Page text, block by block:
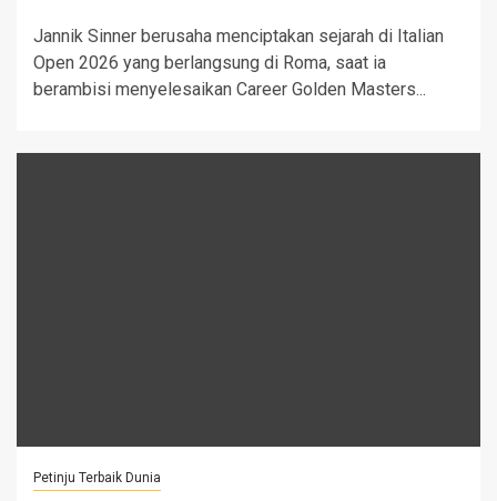
Jannik Sinner berusaha menciptakan sejarah di Italian
Open 2026 yang berlangsung di Roma, saat ia
berambisi menyelesaikan Career Golden Masters...
Petinju Terbaik Dunia